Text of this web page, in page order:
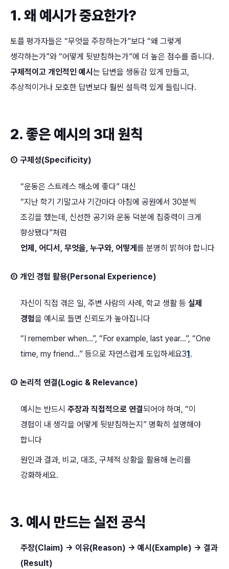
1. 왜 예시가 중요한가?
토플 평가자들은 “무엇을 주장하는가”보다 “왜 그렇게
생각하는가”와 “어떻게 뒷받침하는가”에 더 높은 점수를 줍니다.
구체적이고 개인적인 예시 는 답변을 생동감 있게 만들고,
추상적이거나 모호한 답변보다 훨씬 설득력 있게 들립니다.
2. 좋은 예시의 3대 원칙
① 구체성(Specificity)
“운동은 스트레스 해소에 좋다” 대신
“지난 학기 기말고사 기간마다 아침에 공원에서 30분씩
조깅을 했는데, 신선한 공기와 운동 덕분에 집중력이 크게
향상됐다”처럼
언제, 어디서, 무엇을, 누구와, 어떻게 를 분명히 밝혀야 합니다
② 개인 경험 활용(Personal Experience)
자신이 직접 겪은 일, 주변 사람의 사례, 학교 생활 등 실제
경험을 예시로 들면 신뢰도가 높아집니다
“I remember when…”, “For example, last year…”, “One
time, my friend…” 등으로 자연스럽게 도입하세요31.
③ 논리적 연결(Logic & Relevance)
예시는 반드시 주장과 직접적으로 연결되어야 하며, “이
경험이 내 생각을 어떻게 뒷받침하는지” 명확히 설명해야
합니다
원인과 결과, 비교, 대조, 구체적 상황을 활용해 논리를
강화하세요.
3. 예시 만드는 실전 공식
주장(Claim) → 이유(Reason) → 예시(Example) → 결과
(Result)